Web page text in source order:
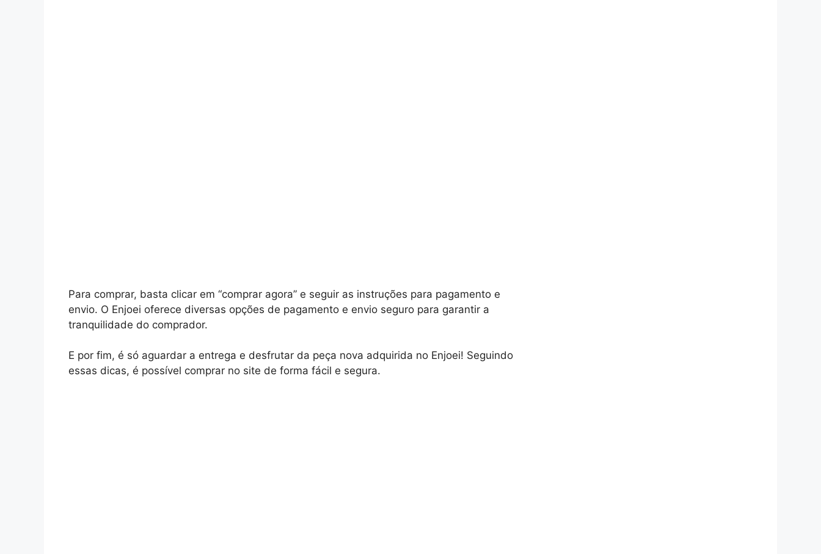
Para comprar, basta clicar em “comprar agora” e seguir as instruções para pagamento e
envio. O Enjoei oferece diversas opções de pagamento e envio seguro para garantir a
tranquilidade do comprador.
E por fim, é só aguardar a entrega e desfrutar da peça nova adquirida no Enjoei! Seguindo
essas dicas, é possível comprar no site de forma fácil e segura.